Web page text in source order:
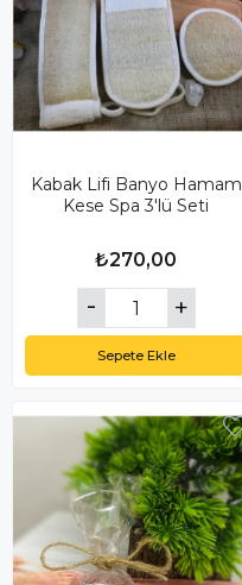
Kabak Lifi Banyo Hamam
Kese Spa 3'lü Seti
₺270,00
Sepete Ekle